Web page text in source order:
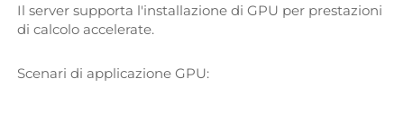
Il server supporta l'installazione di GPU per prestazioni
di calcolo accelerate.
Scenari di applicazione GPU: